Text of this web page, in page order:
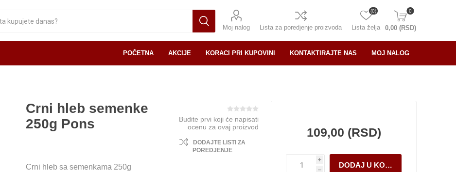
Moj nalog Lista za poredjenje proizvoda Lista želja
(0) 0
0,00 (RSD)
POČETNA AKCIJE KORACI PRI KUPOVINI KONTAKTIRAJTE NAS MOJ NALOG
Crni hleb semenke
250g Pons
Budite prvi koji će napisati
ocenu za ovaj proizvod
DODAJTE LISTI ZA
POREDJENJE
Crni hleb sa semenkama 250g
109,00 (RSD)
i
h